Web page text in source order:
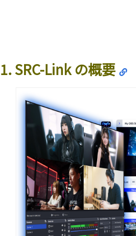
1. SRC-Link の概要